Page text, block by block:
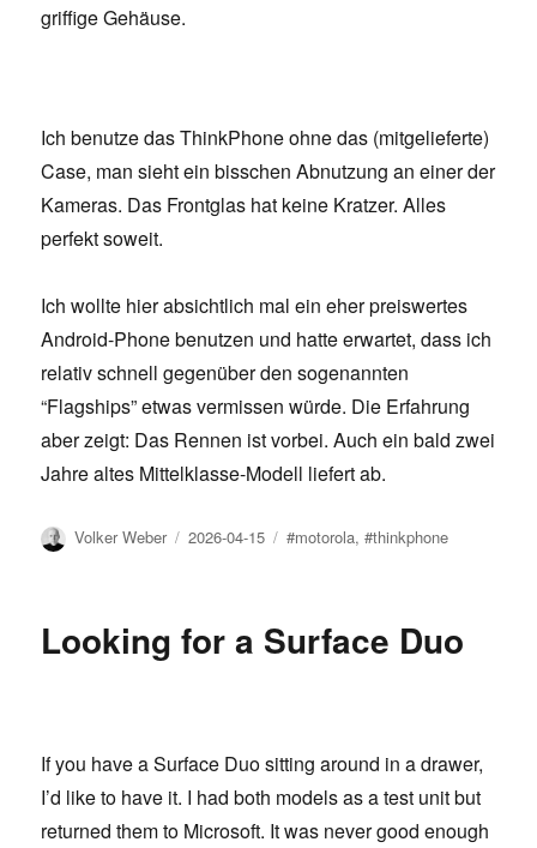
griffige Gehäuse.
Ich benutze das ThinkPhone ohne das (mitgelieferte)
Case, man sieht ein bisschen Abnutzung an einer der
Kameras. Das Frontglas hat keine Kratzer. Alles
perfekt soweit.
Ich wollte hier absichtlich mal ein eher preiswertes
Android-Phone benutzen und hatte erwartet, dass ich
relativ schnell gegenüber den sogenannten
“Flagships” etwas vermissen würde. Die Erfahrung
aber zeigt: Das Rennen ist vorbei. Auch ein bald zwei
Jahre altes Mittelklasse-Modell liefert ab.
Author
Volker Weber
Posted
2026-04-15 Tags
#motorola,#thinkphone
Looking for a Surface Duo
If you have a Surface Duo sitting around in a drawer,
I’d like to have it. I had both models as a test unit but
returned them to Microsoft. It was never good enough